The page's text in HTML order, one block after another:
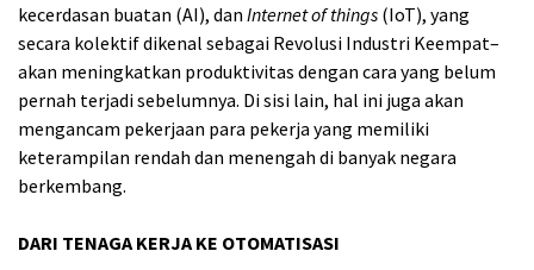
kecerdasan buatan (AI), dan Internet of things (IoT), yang
secara kolektif dikenal sebagai Revolusi Industri Keempat–
akan meningkatkan produktivitas dengan cara yang belum
pernah terjadi sebelumnya. Di sisi lain, hal ini juga akan
mengancam pekerjaan para pekerja yang memiliki
keterampilan rendah dan menengah di banyak negara
berkembang.
DARI TENAGA KERJA KE OTOMATISASI